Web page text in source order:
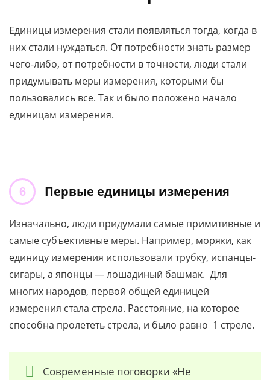
Единицы измерения стали появляться тогда, когда в
них стали нуждаться. От потребности знать размер
чего-либо, от потребности в точности, люди стали
придумывать меры измерения, которыми бы
пользовались все. Так и было положено начало
единицам измерения.
Первые единицы измерения
Изначально, люди придумали самые примитивные и
самые субъективные меры. Например, моряки, как
единицу измерения использовали трубку, испанцы-
сигары, а японцы — лошадиный башмак. Для
многих народов, первой общей единицей
измерения стала стрела. Расстояние, на которое
способна пролететь стрела, и было равно 1 стреле.
Современные поговорки «Не